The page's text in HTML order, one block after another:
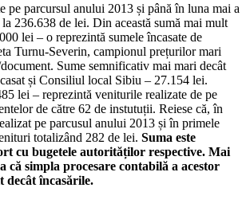
pe parcursul anului 2013 și până în luna mai a
236.638 de lei. Din această sumă mai mult
lei – o reprezintă sumele încasate de
Turnu-Severin, campionul prețurilor mari
Sume semnificativ mai mari decât
și Consiliul local Sibiu – 27.154 lei.
lei – reprezintă veniturile realizate de pe
de către 62 de instutuții. Reiese că, în
pe parcusul anului 2013 și în primele
totalizând 282 de lei. Suma este
cu bugetele autorităților respective. Mai
că simpla procesare contabilă a acestor
decât încasările.